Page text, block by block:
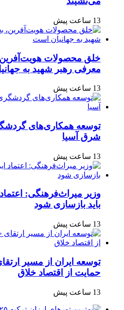
13 ساعت پیش
خلق محصولات
معرفی رهبر شهید به
13 ساعت پیش
توسعه همکاری‌های
شرق آسیا
13 ساعت پیش
وزیر میراث‌فرهنگی:
باید بازسازی شود
13 ساعت پیش
توسعه ایران از مسیر
حمایت از اقتصاد خلاق
13 ساعت پیش